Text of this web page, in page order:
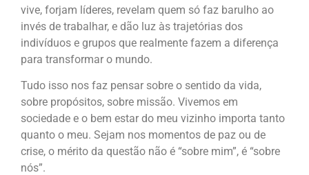
vive, forjam líderes, revelam quem só faz barulho ao
invés de trabalhar, e dão luz às trajetórias dos
indivíduos e grupos que realmente fazem a diferença
para transformar o mundo.
Tudo isso nos faz pensar sobre o sentido da vida,
sobre propósitos, sobre missão. Vivemos em
sociedade e o bem estar do meu vizinho importa tanto
quanto o meu. Sejam nos momentos de paz ou de
crise, o mérito da questão não é “sobre mim”, é “sobre
nós”.